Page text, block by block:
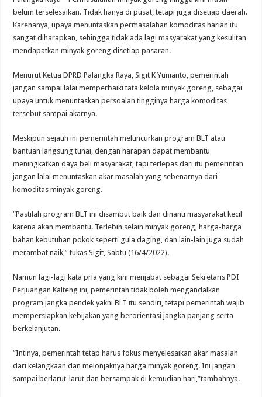
belum terselesaikan. Tidak hanya di pusat, tetapi juga disetiap daerah.
Karenanya, upaya menuntaskan permasalahan komoditas harian itu
sangat diharapkan, sehingga tidak ada lagi masyarakat yang kesulitan
mendapatkan minyak goreng disetiap pasaran.
Menurut Ketua DPRD Palangka Raya, Sigit K Yunianto, pemerintah
jangan sampai lalai memperbaiki tata kelola minyak goreng, sebagai
upaya untuk menuntaskan persoalan tingginya harga komoditas
tersebut sampai akarnya.
Meskipun sejauh ini pemerintah meluncurkan program BLT atau
bantuan langsung tunai, dengan harapan dapat membantu
meningkatkan daya beli masyarakat, tapi terlepas dari itu pemerintah
jangan lalai menuntaskan akar masalah yang sebenarnya dari
komoditas minyak goreng.
“Pastilah program BLT ini disambut baik dan dinanti masyarakat kecil
karena akan membantu. Terlebih selain minyak goreng, harga-harga
bahan kebutuhan pokok seperti gula daging, dan lain-lain juga sudah
merambat naik,” tukas Sigit, Sabtu (16/4/2022).
Namun lagi-lagi kata pria yang kini menjabat sebagai Sekretaris PDI
Perjuangan Kalteng ini, pemerintah tidak boleh mengandalkan
program jangka pendek yakni BLT itu sendiri, tetapi pemerintah wajib
mempersiapkan kebijakan yang berorientasi jangka panjang serta
berkelanjutan.
“Intinya, pemerintah tetap harus fokus menyelesaikan akar masalah
dari kelangkaan dan melonjaknya harga minyak goreng. Ini jangan
sampai berlarut-larut dan bersampak di kemudian hari,”tambahnya.